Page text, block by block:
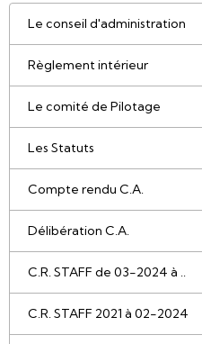
Le conseil d'administration
Règlement intérieur
Le comité de Pilotage
Les Statuts
Compte rendu C.A.
Délibération C.A.
C.R. STAFF de 03-2024 à ..
C.R. STAFF 2021 à 02-2024